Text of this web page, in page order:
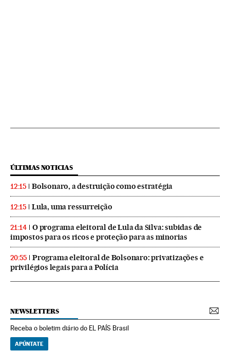
ÚLTIMAS NOTICIAS
12:15 Bolsonaro, a destruição como estratégia
12:15 Lula, uma ressurreição
21:14
O programa eleitoral de Lula da Silva: subidas de
impostos para os ricos e proteção para as minorias
20:55
Programa eleitoral de Bolsonaro: privatizações e
privilégios legais para a Polícia
NEWSLETTERS
Receba o boletim diário do EL PAÍS Brasil
APÚNTATE